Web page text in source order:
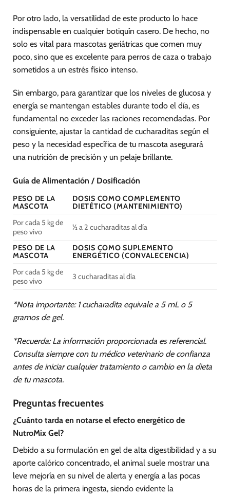
Por otro lado, la versatilidad de este producto lo hace
indispensable en cualquier botiquín casero. De hecho, no
solo es vital para mascotas geriátricas que comen muy
poco, sino que es excelente para perros de caza o trabajo
sometidos a un estrés físico intenso.
Sin embargo, para garantizar que los niveles de glucosa y
energía se mantengan estables durante todo el día, es
fundamental no exceder las raciones recomendadas. Por
consiguiente, ajustar la cantidad de cucharaditas según el
peso y la necesidad específica de tu mascota asegurará
una nutrición de precisión y un pelaje brillante.
Guía de Alimentación / Dosificación
PESO DE LA
MASCOTA
DOSIS COMO COMPLEMENTO
DIETÉTICO (MANTENIMIENTO)
Por cada 5 kg de
peso vivo
½ a 2 cucharaditas al día
PESO DE LA
MASCOTA
DOSIS COMO SUPLEMENTO
ENERGÉTICO (CONVALECENCIA)
Por cada 5 kg de
peso vivo
3 cucharaditas al día
*Nota importante: 1 cucharadita equivale a 5 mL o 5
gramos de gel.
*Recuerda: La información proporcionada es referencial.
Consulta siempre con tu médico veterinario de confianza
antes de iniciar cualquier tratamiento o cambio en la dieta
de tu mascota.
Preguntas frecuentes
¿Cuánto tarda en notarse el efecto energético de
NutroMix Gel?
Debido a su formulación en gel de alta digestibilidad y a su
aporte calórico concentrado, el animal suele mostrar una
leve mejoría en su nivel de alerta y energía a las pocas
horas de la primera ingesta, siendo evidente la